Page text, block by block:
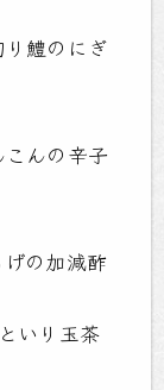
鱧のにぎ
んの辛子
の加減酢
いり玉茶